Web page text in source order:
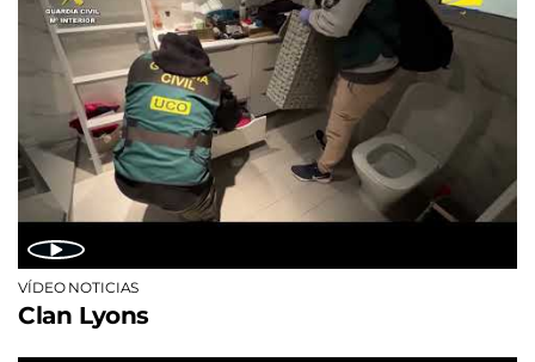
VÍDEO NOTICIAS
Clan Lyons